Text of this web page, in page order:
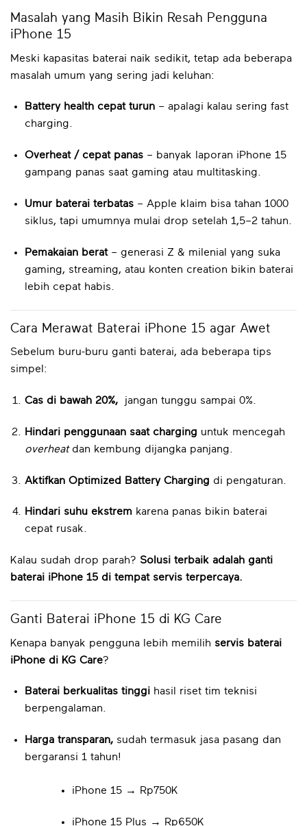
Masalah yang Masih Bikin Resah Pengguna
iPhone 15
Meski kapasitas baterai naik sedikit, tetap ada beberapa
masalah umum yang sering jadi keluhan:
Battery health cepat turun– apalagi kalau sering fast
charging.
Overheat / cepat panas– banyak laporan iPhone 15
gampang panas saat gaming atau multitasking.
Umur baterai terbatas– Apple klaim bisa tahan 1000
siklus, tapi umumnya mulai drop setelah 1,5–2 tahun.
Pemakaian berat– generasi Z & milenial yang suka
gaming, streaming, atau konten creation bikin baterai
lebih cepat habis.
Cara Merawat Baterai iPhone 15 agar Awet
Sebelum buru-buru ganti baterai, ada beberapa tips
simpel:
Cas di bawah 20%, jangan tunggu sampai 0%.
Hindari penggunaan saat charging untuk mencegah
overheat dan kembung dijangka panjang.
Aktifkan Optimized Battery Charging di pengaturan.
Hindari suhu ekstremkarena panas bikin baterai
cepat rusak.
Kalau sudah drop parah? Solusi terbaik adalah ganti
baterai iPhone 15 di tempat servis terpercaya.
Ganti Baterai iPhone 15 di KG Care
Kenapa banyak pengguna lebih memilih servis baterai
iPhone di KG Care?
Baterai berkualitas tinggihasil riset tim teknisi
berpengalaman.
Harga transparan, sudah termasuk jasa pasang dan
bergaransi 1 tahun!
iPhone 15 → Rp750K
iPhone 15 Plus → Rp650K